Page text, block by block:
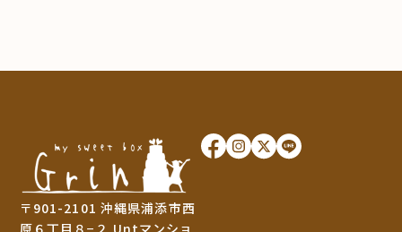
〒901-2101 沖縄県浦添市西